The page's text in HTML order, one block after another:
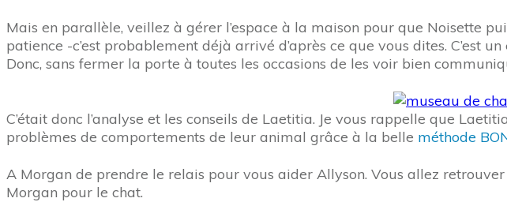
Mais en parallèle, veillez à gérer l’espace à la maison pour que Noisette
patience -c’est probablement déjà arrivé d’après ce que vous dites. C’est
Donc, sans fermer la porte à toutes les occasions de les voir bien
C’était donc l’analyse et les conseils de Laetitia. Je vous rappelle que
problèmes de comportements de leur animal grâce à la belle méthode
A Morgan de prendre le relais pour vous aider Allyson. Vous allez
Morgan pour le chat.